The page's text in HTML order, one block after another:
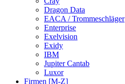
Dragon Data
EACA / Trommeschläger
Enterprise
Exelvision
Exidy
IBM
Jupiter Cantab
Luxor
Firmen [M-Z]